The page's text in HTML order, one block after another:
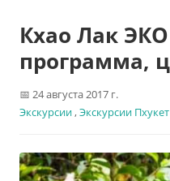
Кхао Лак
программа,
24 августа 2017 г.
Экскурсии,Экскурсии Пхукет